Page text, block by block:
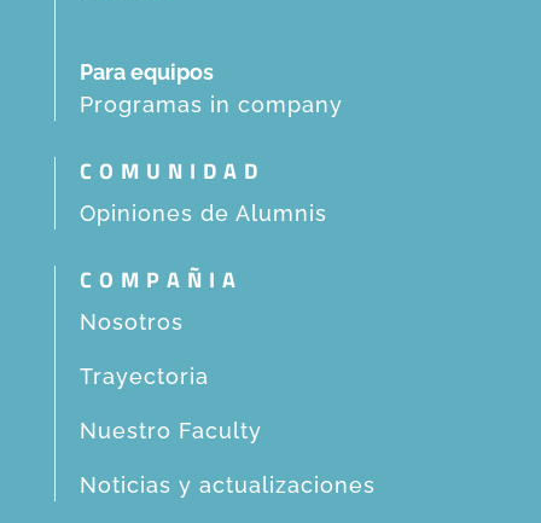
Para equipos
Programas in company
COMUNIDAD
Opiniones de Alumnis
COMPAÑIA
Nosotros
Trayectoria
Nuestro Faculty
Noticias y actualizaciones